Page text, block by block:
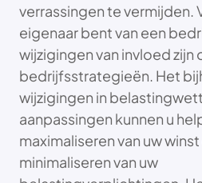
verrassingen te vermijden.
eigenaar bent van een
wijzigingen van invloed zijn
bedrijfsstrategieën. Het
wijzigingen in
aanpassingen kunnen u
maximaliseren van uw
minimaliseren van uw